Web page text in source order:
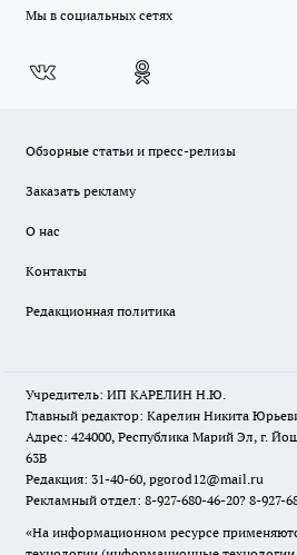
Мы в социальных сетях
Обзорные статьи и пресс-релизы
Заказать рекламу
О нас
Контакты
Редакционная политика
Учредитель: ИП КАРЕЛИН Н.Ю.
Главный редактор: Карелин Никита
Адрес: 424000, Республика Марий Эл, г.
63В
Редакция: 31-40-60, pgorod12@mail.ru
Рекламный отдел: 8-927-680-46-20? 8-927-
«На информационном ресурсе